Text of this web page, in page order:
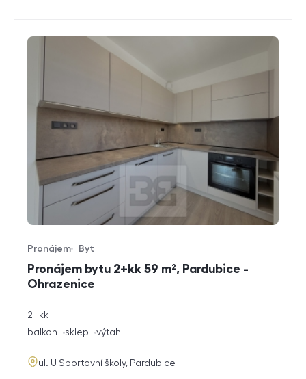
Pronájem bytu 2+kk 59 m², Pardubice -
Ohrazenice
Typ nabídky
Pronájem
Typ nemovitosti
Byt
rozměry
dispozice
2+kk
funkce
balkon sklep výtah
adresa
ul. U Sportovní školy, Pardubice